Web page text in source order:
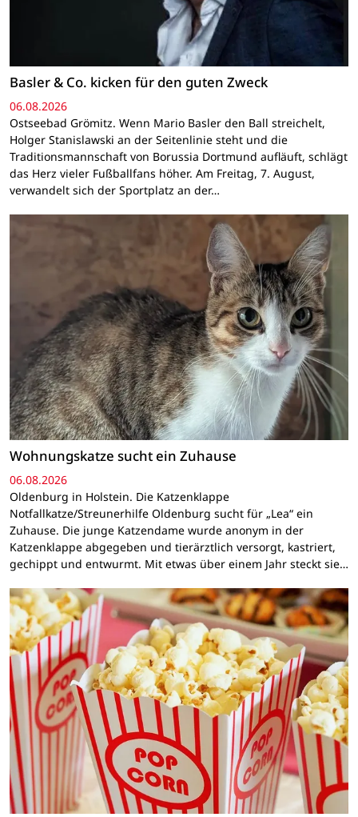
Basler & Co. kicken für den guten Zweck
06.08.2026
Ostseebad Grömitz. Wenn Mario Basler den Ball streichelt,
Holger Stanislawski an der Seitenlinie steht und die
Traditionsmannschaft von Borussia Dortmund aufläuft, schlägt
das Herz vieler Fußballfans höher. Am Freitag, 7. August,
verwandelt sich der Sportplatz an der…
Wohnungskatze sucht ein Zuhause
06.08.2026
Oldenburg in Holstein. Die Katzenklappe
Notfallkatze/Streunerhilfe Oldenburg sucht für „Lea“ ein
Zuhause. Die junge Katzendame wurde anonym in der
Katzenklappe abgegeben und tierärztlich versorgt, kastriert,
gechippt und entwurmt. Mit etwas über einem Jahr steckt sie…